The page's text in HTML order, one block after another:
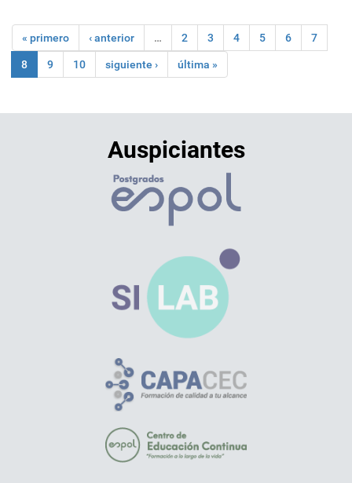
« primero ‹ anterior … 2 3 4 5 6 7
8 9 10 siguiente › última »
Auspiciantes